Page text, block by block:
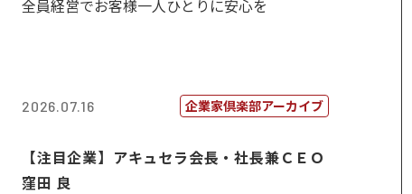
全員経営でお客様一人ひとりに安心を
2026.07.16 企業家倶楽部アーカイブ
【注目企業】アキュセラ会長・社長兼ＣＥＯ
窪田 良